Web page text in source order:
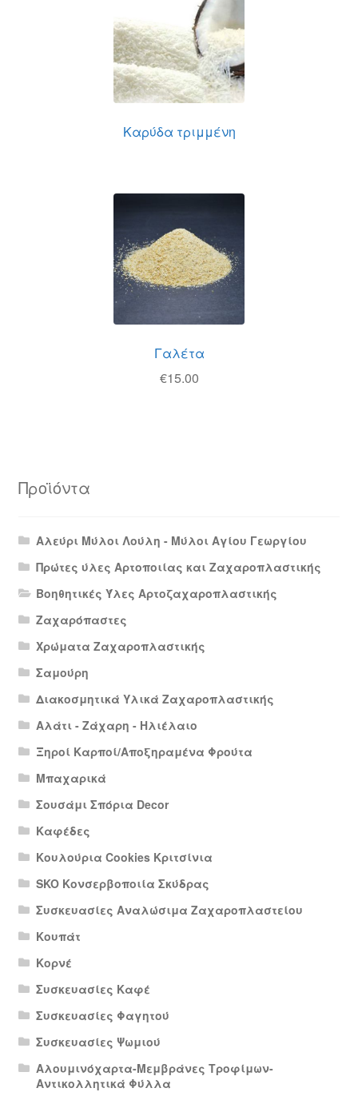
Καρύδα τριμμένη
Γαλέτα
€15.00
Προϊόντα
Αλεύρι Μύλοι Λούλη - Μύλοι Αγίου Γεωργίου
Πρώτες ύλες Αρτοποιίας και Ζαχαροπλαστικής
Βοηθητικές Ύλες Αρτοζαχαροπλαστικής
Ζαχαρόπαστες
Χρώματα Ζαχαροπλαστικής
Σαμούρη
Διακοσμητικά Υλικά Ζαχαροπλαστικής
Αλάτι - Ζάχαρη - Ηλιέλαιο
Ξηροί Καρποί/Αποξηραμένα Φρούτα
Μπαχαρικά
Σουσάμι Σπόρια Decor
Καφέδες
Κουλούρια Cookies Κριτσίνια
SKO Κονσερβοποιία Σκύδρας
Συσκευασίες Αναλώσιμα Ζαχαροπλαστείου
Κουπάτ
Κορνέ
Συσκευασίες Καφέ
Συσκευασίες Φαγητού
Συσκευασίες Ψωμιού
Αλουμινόχαρτα-Μεμβράνες Τροφίμων-
Αντικολλητικά Φύλλα